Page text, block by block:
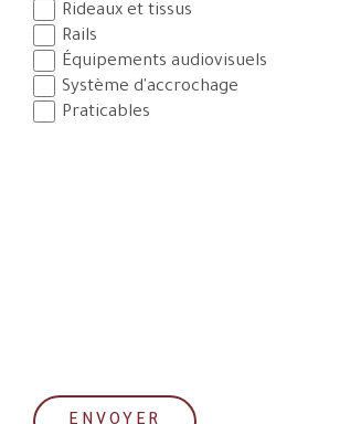
Rideaux et tissus
Rails
Équipements audiovisuels
Système d'accrochage
Praticables